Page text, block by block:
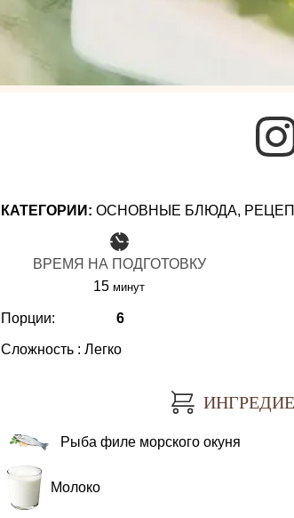
КАТЕГОРИИ: ОСНОВНЫЕ БЛЮДА,
ВРЕМЯ НА ПОДГОТОВКУ
15минуты
минут
Порции: 6
Сложность : Легко
Рыба филе морского окуня
Молоко